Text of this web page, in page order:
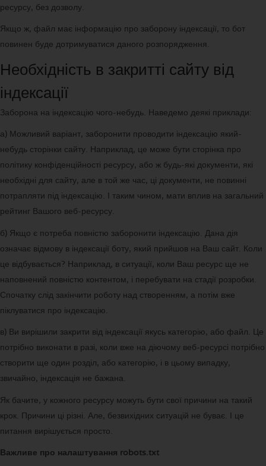
ресурсу, без дозволу.
Якщо ж, файл має інформацію про заборону індексації, то бот
повинен буде дотримуватися даного розпорядження.
Необхідність в закритті сайту від
індексації
Заборона на індексацію чого-небудь. Наведемо деякі приклади:
а) Можливий варіант, заборонити проводити індексацію який-
небудь сторінки сайту. Наприклад, це може бути сторінка про
політику конфіденційності ресурсу, або ж будь-які документи, які
необхідні для сайту, але в той же час, ці документи, не повинні
потрапляти під індексацію. І таким чином, мати вплив на загальний
рейтинг Вашого веб-ресурсу.
б) Якщо є потреба повністю заборонити індексацію. Дана дія
означає відмову в індексації боту, який прийшов на Ваш сайт. Коли
це відбувається? Наприклад, в ситуації, коли Ваш ресурс ще не
наповнений повністю контентом, і перебувати на стадії розробки.
Спочатку слід закінчити роботу над створенням, а потім вже
піклуватися про індексацію.
в) Ви вирішили закрити від індексації якусь категорію, або файл. Це
потрібно виконати в разі, коли вже на діючому веб-ресурсі потрібно
створити ще один розділ, або категорію, і в цьому випадку,
звичайно, індексація не бажана.
Як бачите, у кожного ресурсу можуть бути свої причини на такий
крок. Причини ці різні. Але, безвихідних ситуацій не буває. І це
питання вирішується просто.
Важливе про налаштування robots.txt